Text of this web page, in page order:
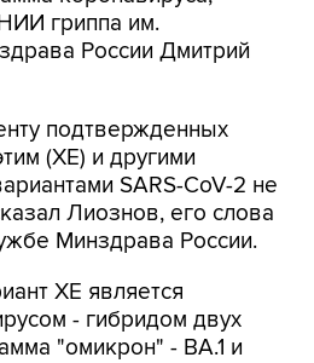
гриппа им.
России Дмитрий
подтвержденных
(ХЕ) и другими
SARS-CoV-2 не
Лиознов, его слова
Минздрава России.
ХЕ является
- гибридом двух
"омикрон" - BA.1 и